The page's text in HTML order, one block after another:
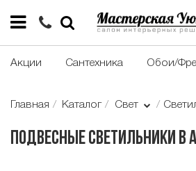
Акции Сантехника Обои/
Главная Каталог Свет
Подвесные светильники в